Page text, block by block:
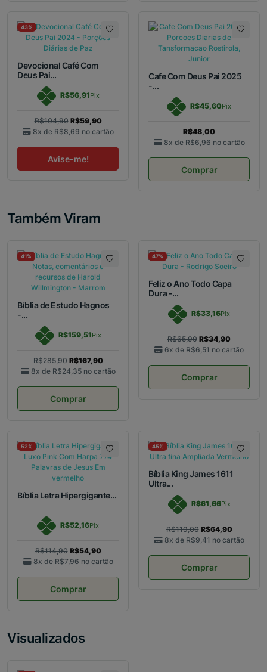
43%
Devocional Café Com
Deus Pai...
R$56,91Pix
R$104,90 R$59,90
8x de R$8,69 no cartão
Avise-me!
Cafe Com Deus Pai 2025
-...
R$45,60Pix
R$48,00
8x de R$6,96 no cartão
Comprar
Também Viram
41%
Bíblia de Estudo Hagnos
-...
R$159,51Pix
R$285,90 R$167,90
8x de R$24,35 no cartão
Comprar
47%
Feliz o Ano Todo Capa
Dura -...
R$33,16Pix
R$65,90 R$34,90
6x de R$6,51 no cartão
Comprar
52%
Bíblia Letra Hipergigante...
R$52,16Pix
R$114,90 R$54,90
8x de R$7,96 no cartão
Comprar
45%
Bíblia King James 1611
Ultra...
R$61,66Pix
R$119,00 R$64,90
8x de R$9,41 no cartão
Comprar
Visualizados